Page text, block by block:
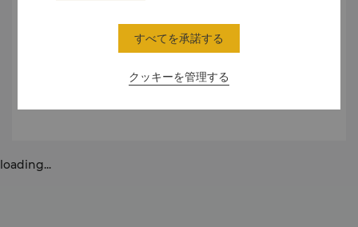
シャングリ・ラ ホテル 武漢は、地下鉄3/6/7号線の「香港
路」駅の出口A から徒歩で1分の距離にございます。
loading...
クッキーを管理する
すべてを承諾する